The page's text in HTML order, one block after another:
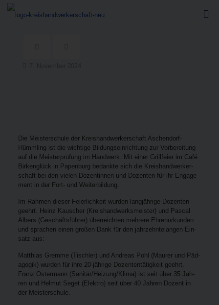
Die Meis­ter­schu­le der Kreis­hand­wer­ker­schaft Aschen­dorf-
Hümm­ling ist die wich­ti­ge Bil­dungs­ein­rich­tung zur Vor­be­rei­tung
auf die Meis­ter­prü­fung im Hand­werk. Mit einer Grill­fei­er im Café
Bir­ken­glück in Papen­burg bedank­te sich die Kreis­hand­wer­ker­
schaft bei den vie­len Dozen­tin­nen und Dozen­ten für ihr Enga­ge­
ment in der Fort- und Weiterbildung.
Im Rah­men die­ser Fei­er­lich­keit wur­den lang­jäh­ri­ge Dozen­ten
geehrt. Heinz Kau­scher (Kreis­hand­werks­meis­ter) und Pas­cal
Albers (Geschäfts­füh­rer) über­reich­ten meh­re­re Ehren­ur­kun­den
und spra­chen einen gro­ßen Dank für den jahr­zehn­te­lan­gen Ein­
satz aus:
Mat­thi­as Grem­me (Tisch­ler) und Andre­as Pohl (Mau­rer und Päd­
ago­gik) wur­den für ihre 20-jäh­ri­ge Dozen­ten­tä­tig­keit geehrt.
Franz Oster­mann (Sanitär/Heizung/Klima) ist seit über 35 Jah­
ren und Hel­mut Seget (Elek­tro) seit über 40 Jah­ren Dozent in
der Meisterschule.